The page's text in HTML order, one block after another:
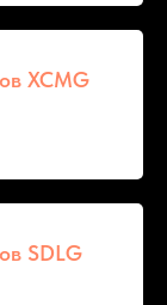
XCMG
SDLG